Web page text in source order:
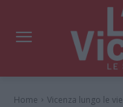
Home Vicenza lungo le vie